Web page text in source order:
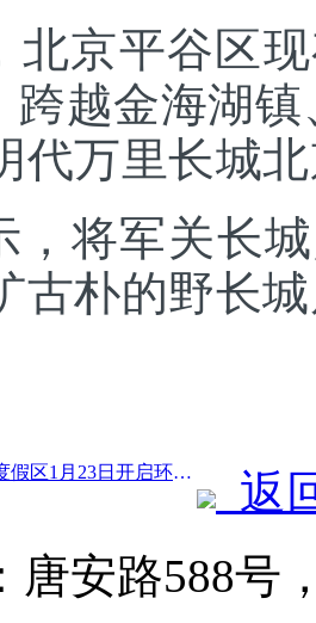
北京平谷区
跨越金海湖
代万里长城
，将军关长
古朴的野长
前一篇：北京环球度假区1月23日开启环球中国年活动，持续40天
返
唐安路588号